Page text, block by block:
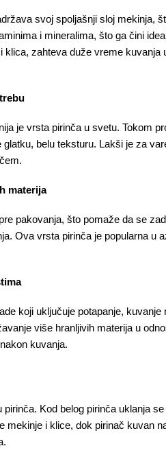
svoj spoljašnji sloj mekinja,
i mineralima, što ga čini
zahteva duže vreme kuvanja
je vrsta pirinča u svetu. Tokom
belu teksturu. Lakši je za
materija
pakovanja, što pomaže da se
Ova vrsta pirinča je popularna u
koji uključuje potapanje, kuvanje
više hranljivih materija u
kuvanja.
Kod belog pirinča uklanja
i klice, dok pirinač kuvan